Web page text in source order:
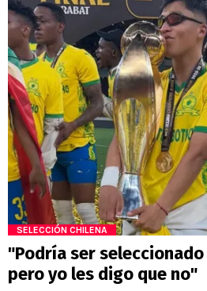
SELECCIÓN CHILENA
"Podría ser
pero yo les digo que no"